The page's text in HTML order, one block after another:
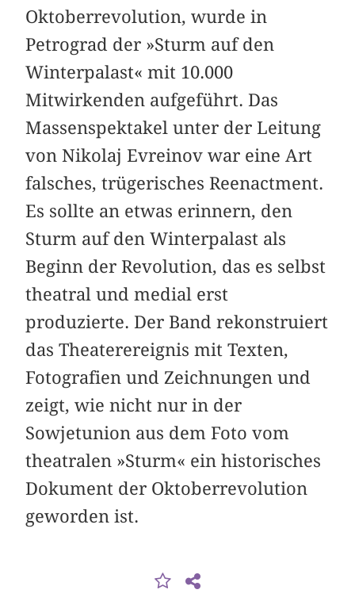
Oktoberrevolution, wurde in
Petrograd der »Sturm auf den
Winterpalast« mit 10.000
Mitwirkenden aufgeführt. Das
Massenspektakel unter der Leitung
von Nikolaj Evreinov war eine Art
falsches, trügerisches Reenactment.
Es sollte an etwas erinnern, den
Sturm auf den Winterpalast als
Beginn der Revolution, das es selbst
theatral und medial erst
produzierte. Der Band rekonstruiert
das Theaterereignis mit Texten,
Fotografien und Zeichnungen und
zeigt, wie nicht nur in der
Sowjetunion aus dem Foto vom
theatralen »Sturm« ein historisches
Dokument der Oktober­revolution
geworden ist.